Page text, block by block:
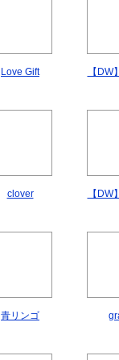
Love Gift 【DW
clover 【DW
青リンゴ